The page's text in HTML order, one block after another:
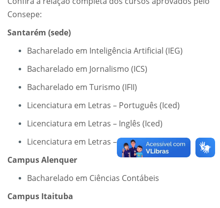
Consepe:
Santarém (sede)
Bacharelado em Inteligência Artificial (IEG)
Bacharelado em Jornalismo (ICS)
Bacharelado em Turismo (IFII)
Licenciatura em Letras – Português (Iced)
Licenciatura em Letras – Inglês (Iced)
Licenciatura em Letras – Libras (Iced)
Campus Alenquer
Bacharelado em Ciências Contábeis
Campus Itaituba